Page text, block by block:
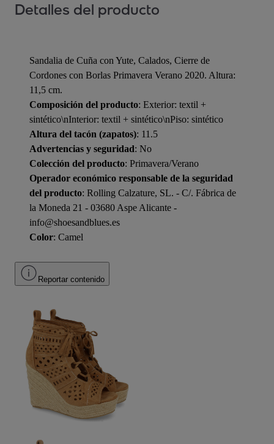
Detalles del producto
Sandalia de Cuña con Yute, Calados, Cierre de
Cordones con Borlas Primavera Verano 2020. Altura:
11,5 cm.
Composición del producto: Exterior: textil +
sintético\nInterior: textil + sintético\nPiso: sintético
Altura del tacón (zapatos): 11.5
Advertencias y seguridad: No
Colección del producto: Primavera/Verano
Operador económico responsable de la seguridad
del producto: Rolling Calzature, SL. - C/. Fábrica de
la Moneda 21 - 03680 Aspe Alicante -
info@shoesandblues.es
Color: Camel
Reportar contenido